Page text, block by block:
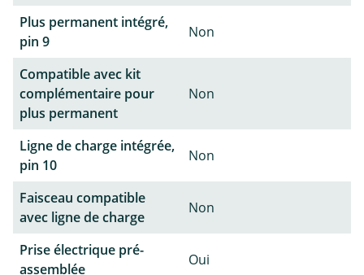
Plus permanent intégré,
pin 9
Non
Compatible avec kit
complémentaire pour
plus permanent
Non
Ligne de charge intégrée,
pin 10
Non
Faisceau compatible
avec ligne de charge
Non
Prise électrique pré-
assemblée
Oui